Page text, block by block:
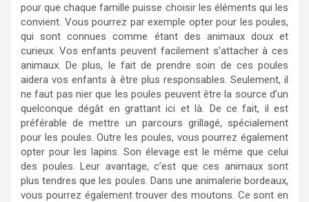
pour que chaque famille puisse choisir les éléments qui les
convient. Vous pourrez par exemple opter pour les poules,
qui sont connues comme étant des animaux doux et
curieux. Vos enfants peuvent facilement s’attacher à ces
animaux. De plus, le fait de prendre soin de ces poules
aidera vos enfants à être plus responsables. Seulement, il
ne faut pas nier que les poules peuvent être la source d’un
quelconque dégât en grattant ici et là. De ce fait, il est
préférable de mettre un parcours grillagé, spécialement
pour les poules. Outre les poules, vous pourrez également
opter pour les lapins. Son élevage est le même que celui
des poules. Leur avantage, c’est que ces animaux sont
plus tendres que les poules. Dans une animalerie bordeaux,
vous pourrez également trouver des moutons. Ce sont en